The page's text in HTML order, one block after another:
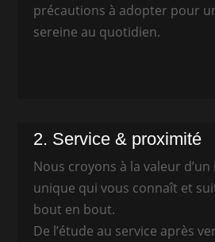
précautions à adopter pour
sereine au quotidien.
2. Service & proximité
Nous croyons à la valeur
unique qui vous connaît et
bout en bout.
De l’étude au service après